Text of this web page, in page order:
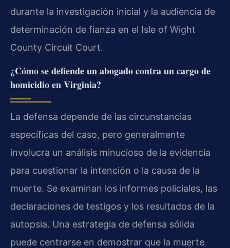
durante la investigación inicial y la audiencia de
determinación de fianza en el Isle of Wight
County Circuit Court.
¿Cómo se defiende un abogado contra un cargo de
homicidio en Virginia?
La defensa depende de las circunstancias
específicas del caso, pero generalmente
involucra un análisis minucioso de la evidencia
para cuestionar la intención o la causa de la
muerte. Se examinan los informes policiales, las
declaraciones de testigos y los resultados de la
autopsia. Una estrategia de defensa sólida
puede centrarse en demostrar que la muerte